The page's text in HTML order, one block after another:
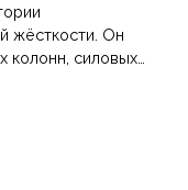
жёсткости. Он
колонн, силовых